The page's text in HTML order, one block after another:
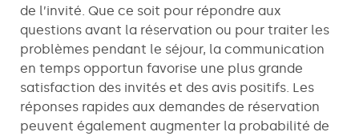
de l’invité. Que ce soit pour répondre aux
questions avant la réservation ou pour traiter les
problèmes pendant le séjour, la communication
en temps opportun favorise une plus grande
satisfaction des invités et des avis positifs. Les
réponses rapides aux demandes de réservation
peuvent également augmenter la probabilité de